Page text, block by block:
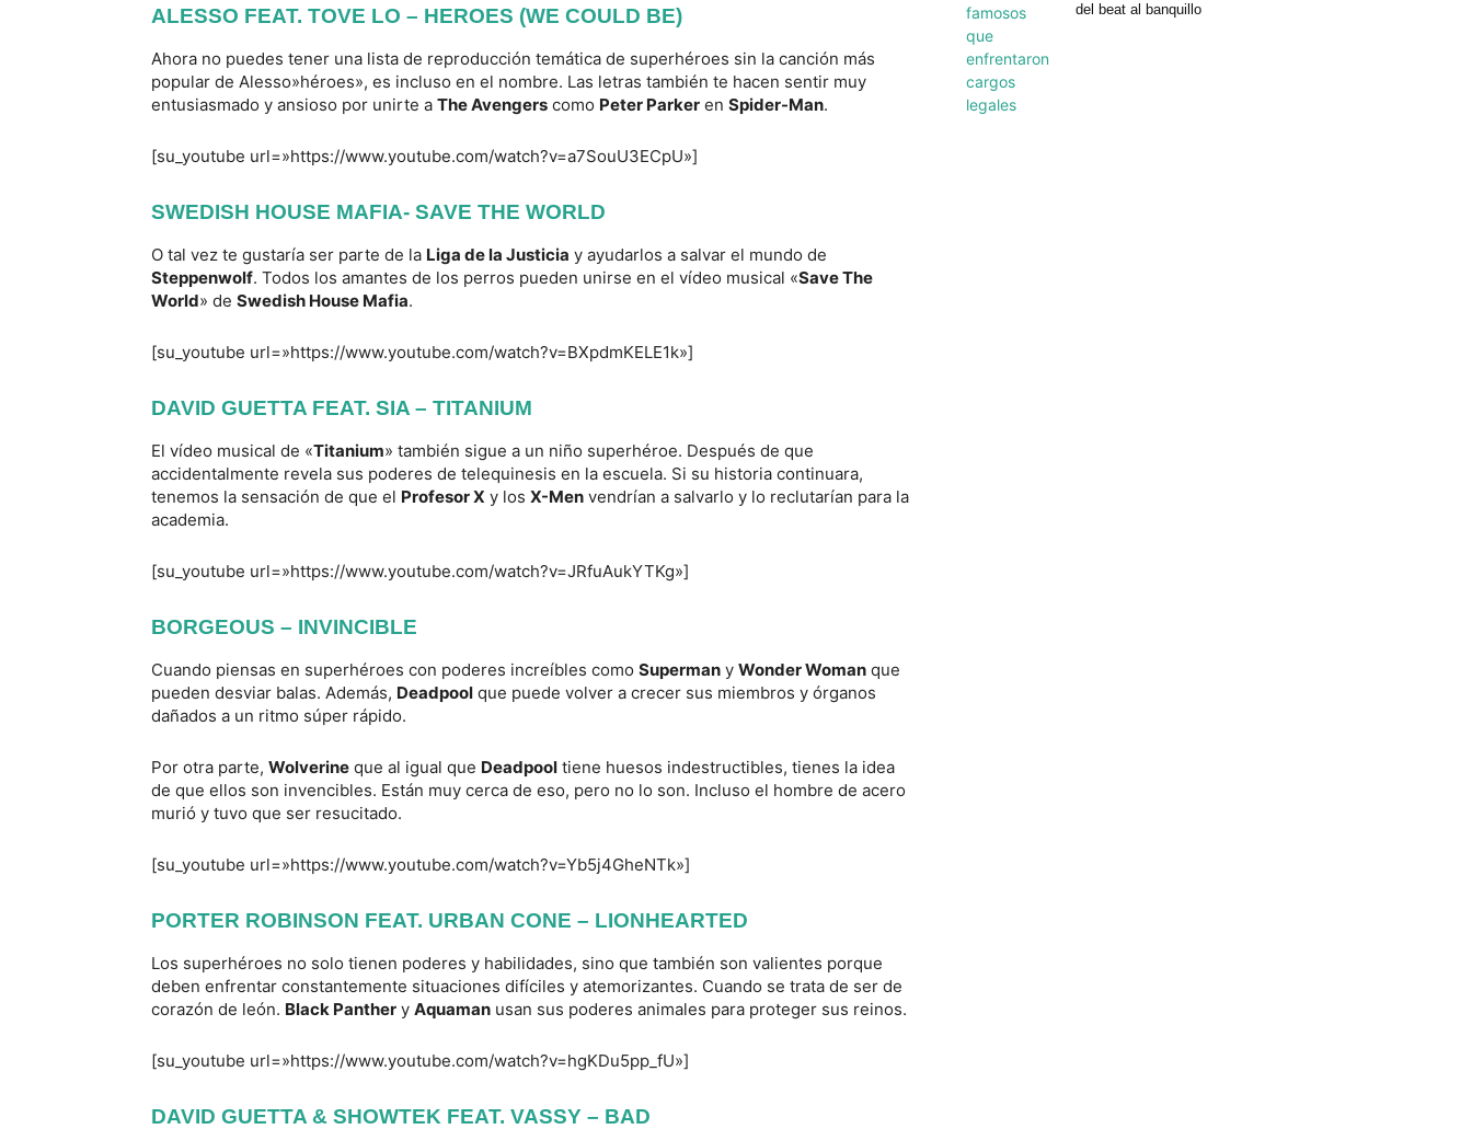
ALESSO FEAT. TOVE LO – HEROES (WE COULD BE)
Ahora no puedes tener una lista de reproducción temática de superhéroes sin la canción más
popular de Alesso»héroes», es incluso en el nombre. Las letras también te hacen sentir muy
entusiasmado y ansioso por unirte a The Avengers como Peter Parker en Spider-Man.
[su_youtube url=»https://www.youtube.com/watch?v=a7SouU3ECpU»]
SWEDISH HOUSE MAFIA- SAVE THE WORLD
O tal vez te gustaría ser parte de la Liga de la Justicia y ayudarlos a salvar el mundo de
Steppenwolf. Todos los amantes de los perros pueden unirse en el vídeo musical «Save The
World» de Swedish House Mafia.
[su_youtube url=»https://www.youtube.com/watch?v=BXpdmKELE1k»]
DAVID GUETTA FEAT. SIA – TITANIUM
El vídeo musical de «Titanium» también sigue a un niño superhéroe. Después de que
accidentalmente revela sus poderes de telequinesis en la escuela. Si su historia continuara,
tenemos la sensación de que el Profesor X y los X-Men vendrían a salvarlo y lo reclutarían para la
academia.
[su_youtube url=»https://www.youtube.com/watch?v=JRfuAukYTKg»]
BORGEOUS – INVINCIBLE
Cuando piensas en superhéroes con poderes increíbles como Superman y Wonder Woman que
pueden desviar balas. Además, Deadpool que puede volver a crecer sus miembros y órganos
dañados a un ritmo súper rápido.
Por otra parte, Wolverine que al igual que Deadpool tiene huesos indestructibles, tienes la idea
de que ellos son invencibles. Están muy cerca de eso, pero no lo son. Incluso el hombre de acero
murió y tuvo que ser resucitado.
[su_youtube url=»https://www.youtube.com/watch?v=Yb5j4GheNTk»]
PORTER ROBINSON FEAT. URBAN CONE – LIONHEARTED
Los superhéroes no solo tienen poderes y habilidades, sino que también son valientes porque
deben enfrentar constantemente situaciones difíciles y atemorizantes. Cuando se trata de ser de
corazón de león. Black Panther y Aquaman usan sus poderes animales para proteger sus reinos.
[su_youtube url=»https://www.youtube.com/watch?v=hgKDu5pp_fU»]
DAVID GUETTA & SHOWTEK FEAT. VASSY – BAD
del beat al banquillo